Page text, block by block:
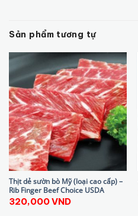
Sản phẩm tương tự
Thịt dẻ sườn bò Mỹ (loại cao cấp) –
Rib Finger Beef Choice USDA
320,000VND